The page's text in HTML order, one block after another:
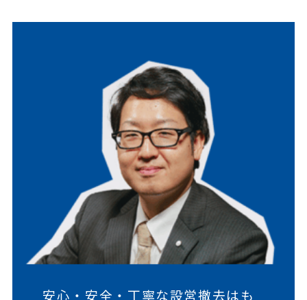
安心・安全・丁寧な設営撤去はも